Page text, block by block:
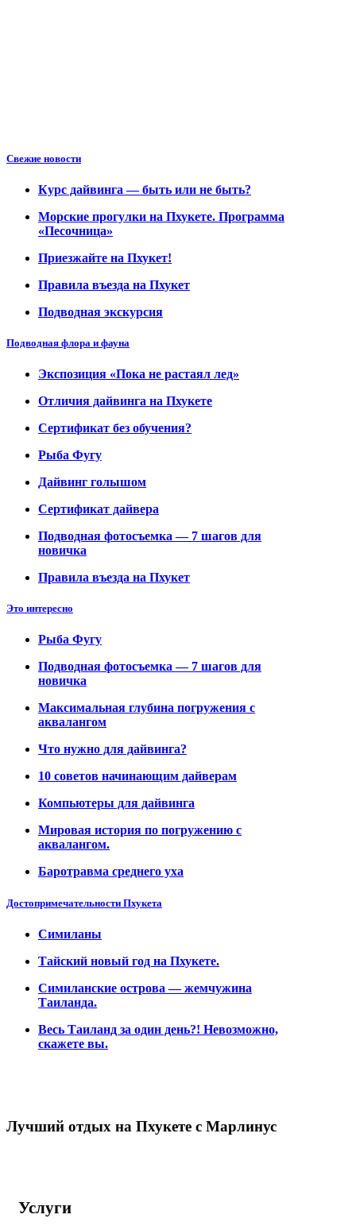
Свежие новости
Курс дайвинга — быть или не быть?
Морские прогулки на Пхукете. Программа
«Песочница»
Приезжайте на Пхукет!
Правила въезда на Пхукет
Подводная экскурсия
Подводная флора и фауна
Экспозиция «Пока не растаял лед»
Отличия дайвинга на Пхукете
Сертификат без обучения?
Рыба Фугу
Дайвинг голышом
Сертификат дайвера
Подводная фотосъемка — 7 шагов для
новичка
Правила въезда на Пхукет
Это интересно
Рыба Фугу
Подводная фотосъемка — 7 шагов для
новичка
Максимальная глубина погружения с
аквалангом
Что нужно для дайвинга?
10 советов начинающим дайверам
Компьютеры для дайвинга
Мировая история по погружению с
аквалангом.
Баротравма среднего уха
Достопримечательности Пхукета
Симиланы
Тайский новый год на Пхукете.
Симиланские острова — жемчужина
Таиланда.
Весь Таиланд за один день?! Невозможно,
скажете вы.
Лучший отдых на Пхукете c Марлинус
Услуги